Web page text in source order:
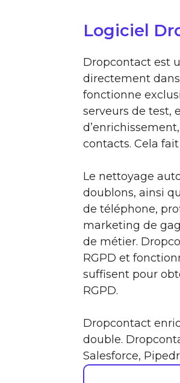
Logiciel
Dropcontact est
directement
fonctionne
serveurs de test,
contacts. Cela
Le nettoyage
doublons, ainsi
de téléphone,
marketing de
de métier.
RGPD et
suffisent pour
RGPD.
Dropcontact
double.
Salesforce,